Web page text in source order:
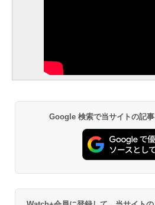
Google 検索で当サイトの記